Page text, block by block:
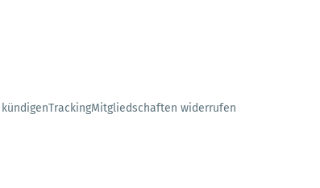
TrackingMitgliedschaften widerrufen